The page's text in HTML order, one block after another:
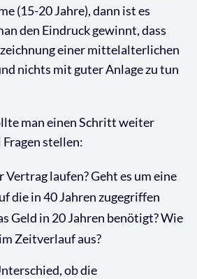
(15-20 Jahre), dann ist es
den Eindruck gewinnt, dass
einer mittelalterlichen
nichts mit guter Anlage zu tun
man einen Schritt weiter
Fragen stellen:
Vertrag laufen? Geht es um eine
die in 40 Jahren zugegriffen
Geld in 20 Jahren benötigt? Wie
Zeitverlauf aus?
ob die